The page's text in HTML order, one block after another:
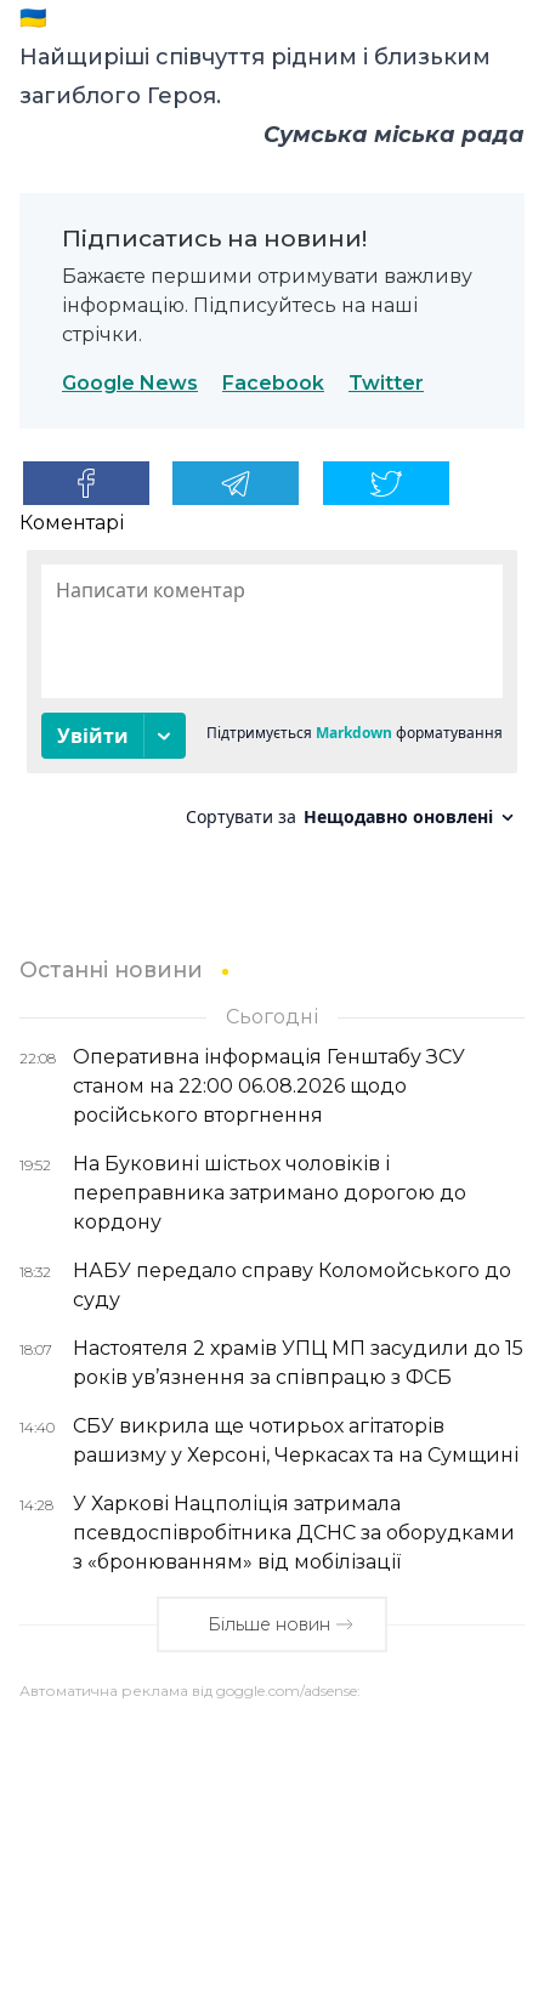
Найщиріші співчуття рідним і близьким
загиблого Героя.
Сумська міська рада
Підписатись на новини!
Бажаєте першими отримувати важливу
інформацію. Підписуйтесь на наші
стрічки.
Google News Facebook Twitter
Коментарі
Останні новини
Сьогодні
22:08
Оперативна інформація Генштабу ЗСУ
станом на 22:00 06.08.2026 щодо
російського вторгнення
19:52
На Буковині шістьох чоловіків і
переправника затримано дорогою до
кордону
18:32
НАБУ передало справу Коломойського до
суду
18:07
Настоятеля 2 храмів УПЦ МП засудили до 15
років ув’язнення за співпрацю з ФСБ
14:40
СБУ викрила ще чотирьох агітаторів
рашизму у Херсоні, Черкасах та на Сумщині
14:28
У Харкові Нацполіція затримала
псевдоспівробітника ДСНС за оборудками
з «бронюванням» від мобілізації
Більше новин
Автоматична реклама від goggle.com/adsense: